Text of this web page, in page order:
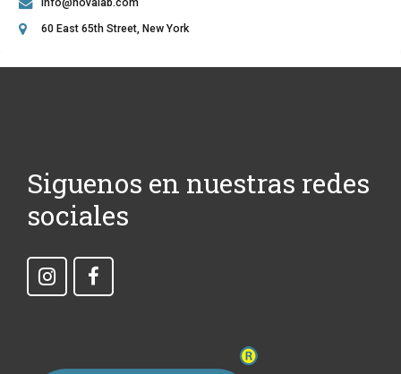
60 East 65th Street, New York
Siguenos en nuestras redes
sociales